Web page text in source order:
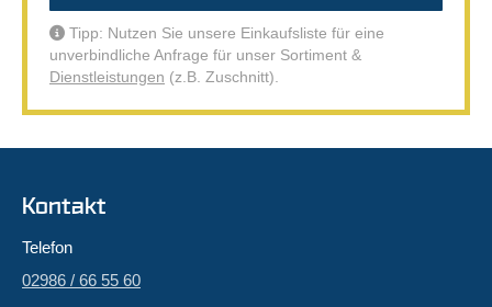
Tipp: Nutzen Sie unsere Einkaufsliste für eine
unverbindliche Anfrage für unser Sortiment &
Dienstleistungen (z.B. Zuschnitt).
Kontakt
Telefon
02986 / 66 55 60